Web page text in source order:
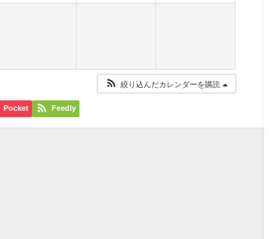
絞り込んだカレンダーを購読
Pocket Feedly